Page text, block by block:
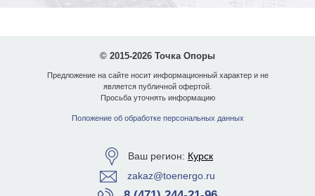
© 2015-2026 Точка Опоры
Предложение на сайте носит информационный характер и не
является публичной офертой.
Просьба уточнять информацию
Положение об обработке персональных данных
Ваш регион: Курск
zakaz@toenergo.ru